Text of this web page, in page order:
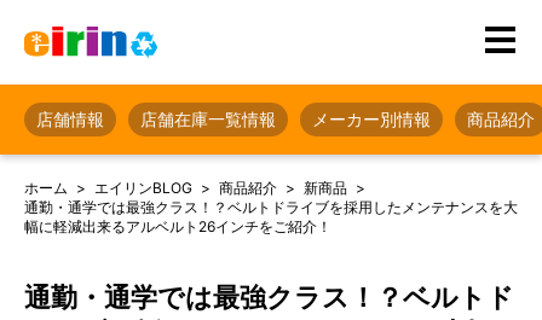
店舗情報 店舗在庫一覧情報 メーカー別情報 商品紹介
ホーム エイリンBLOG 商品紹介
新商品
通勤・通学では最強クラス！？ベルトドライブを採用したメンテナンスを大
幅に軽減出来るアルベルト26インチをご紹介！
通勤・通学では最強クラス！？ベルトド